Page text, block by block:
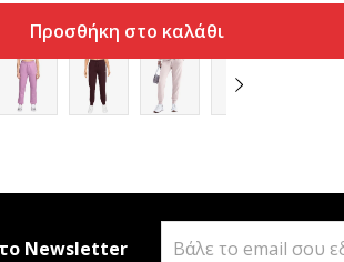
Προσθήκη στο καλάθι
Newsletter